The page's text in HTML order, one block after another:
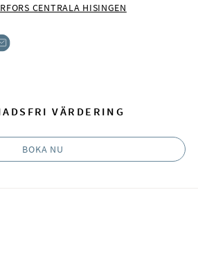
CENTRALA HISINGEN
VÄRDERING
BOKA NU